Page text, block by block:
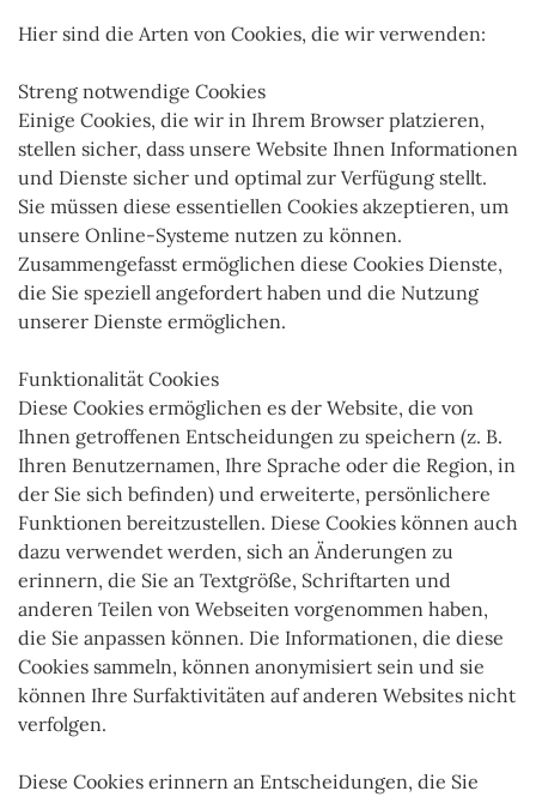
Hier sind die Arten von Cookies, die wir verwenden:
Streng notwendige Cookies
Einige Cookies, die wir in Ihrem Browser platzieren,
stellen sicher, dass unsere Website Ihnen Informationen
und Dienste sicher und optimal zur Verfügung stellt.
Sie müssen diese essentiellen Cookies akzeptieren, um
unsere Online-Systeme nutzen zu können.
Zusammengefasst ermöglichen diese Cookies Dienste,
die Sie speziell angefordert haben und die Nutzung
unserer Dienste ermöglichen.
Funktionalität Cookies
Diese Cookies ermöglichen es der Website, die von
Ihnen getroffenen Entscheidungen zu speichern (z. B.
Ihren Benutzernamen, Ihre Sprache oder die Region, in
der Sie sich befinden) und erweiterte, persönlichere
Funktionen bereitzustellen. Diese Cookies können auch
dazu verwendet werden, sich an Änderungen zu
erinnern, die Sie an Textgröße, Schriftarten und
anderen Teilen von Webseiten vorgenommen haben,
die Sie anpassen können. Die Informationen, die diese
Cookies sammeln, können anonymisiert sein und sie
können Ihre Surfaktivitäten auf anderen Websites nicht
verfolgen.
Diese Cookies erinnern an Entscheidungen, die Sie